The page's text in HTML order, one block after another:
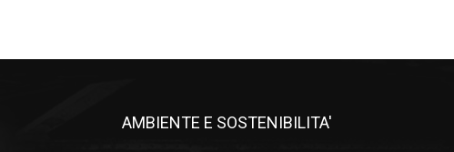
AMBIENTE E SOSTENIBILITA'